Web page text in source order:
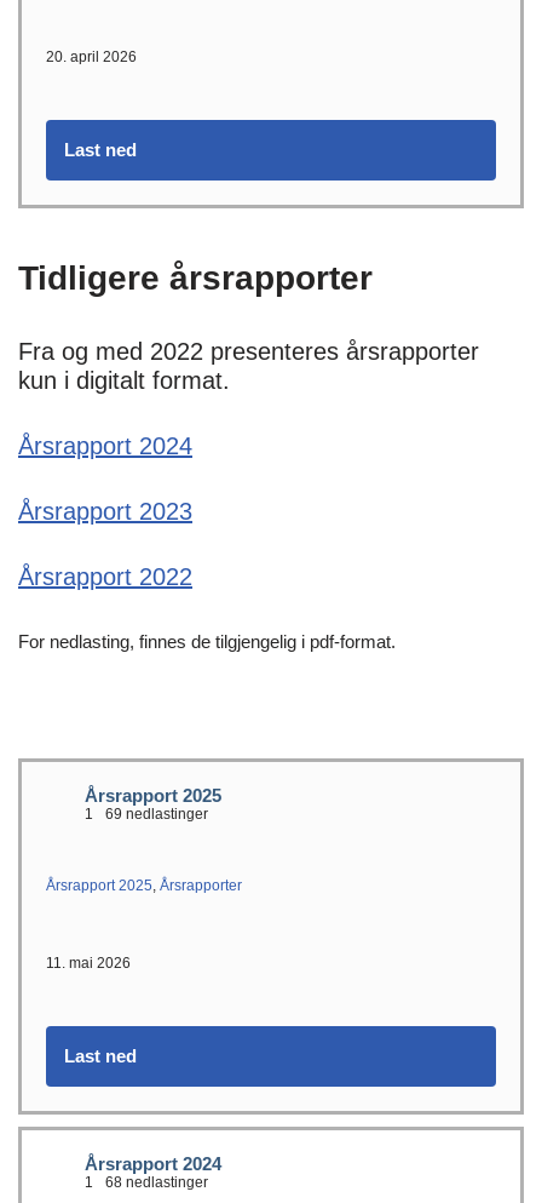
20. april 2026
Last ned
Tidligere årsrapporter
Fra og med 2022 presenteres årsrapporter
kun i digitalt format.
Årsrapport 2024
Årsrapport 2023
Årsrapport 2022
For nedlasting, finnes de tilgjengelig i pdf-format.
Årsrapport 2025
1 69 nedlastinger
Årsrapport 2025 Årsrapporter
11. mai 2026
Last ned
Årsrapport 2024
1 68 nedlastinger